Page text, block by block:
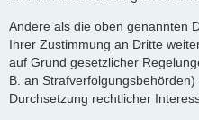
Andere als die oben genannten
Ihrer Zustimmung an Dritte
auf Grund gesetzlicher
B. an
Durchsetzung rechtlicher